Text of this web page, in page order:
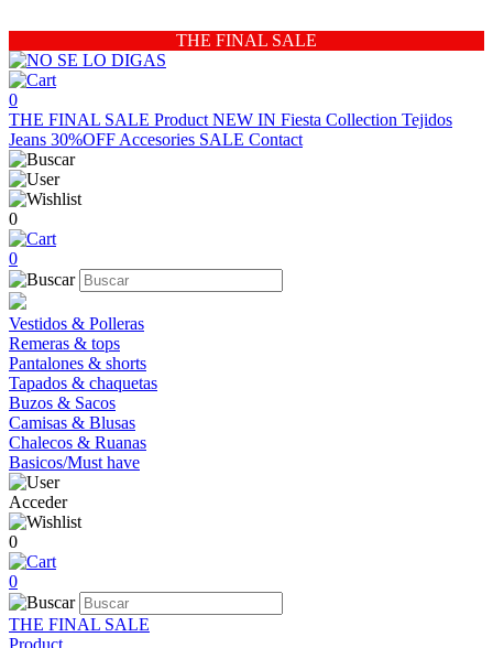
THE FINAL SALE
0
THE FINAL SALE Product NEW IN Fiesta Collection Tejidos
Jeans 30%OFF Accesories SALE Contact
0
0
Vestidos & Polleras
Remeras & tops
Pantalones & shorts
Tapados & chaquetas
Buzos & Sacos
Camisas & Blusas
Chalecos & Ruanas
Basicos/Must have
Acceder
0
0
THE FINAL SALE
Product